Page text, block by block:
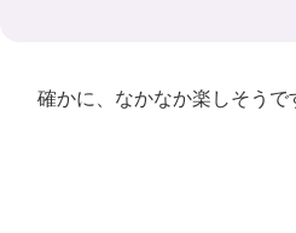
確かに、なかなか楽しそうで